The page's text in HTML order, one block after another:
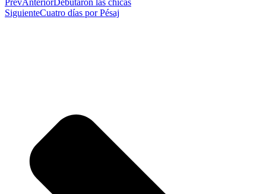
SiguienteCuatro días por Pésaj